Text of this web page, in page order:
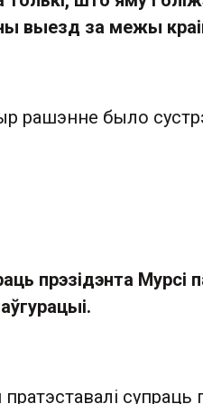
выезд за межы
рашэнне было
прэзідэнта Мурсі
супраць